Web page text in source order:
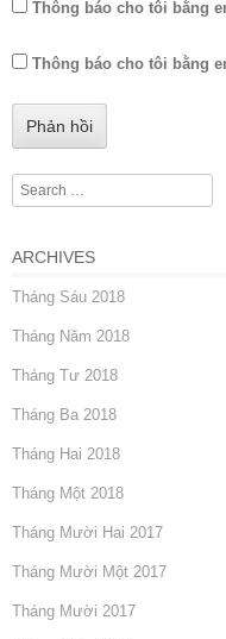
Thông báo cho tôi bằng
Thông báo cho tôi bằng
Search
ARCHIVES
Tháng Sáu 2018
Tháng Năm 2018
Tháng Tư 2018
Tháng Ba 2018
Tháng Hai 2018
Tháng Một 2018
Tháng Mười Hai 2017
Tháng Mười Một 2017
Tháng Mười 2017